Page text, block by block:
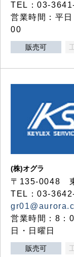
TEL：03-
営業時間：平
00
販売可
(株)オグラ
〒135-0048
TEL：03-
営業時間：8：
日・日曜日
販売可